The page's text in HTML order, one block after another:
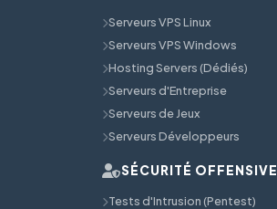
Serveurs VPS Linux
Serveurs VPS Windows
Hosting Servers (Dédiés)
Serveurs d'Entreprise
Serveurs de Jeux
Serveurs Développeurs
SÉCURITÉ OFFENSIVE
Tests d'Intrusion (Pentest)